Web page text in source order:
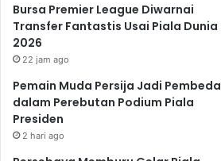
Bursa Premier League Diwarnai
Transfer Fantastis Usai Piala Dunia
2026
22 jam ago
Pemain Muda Persija Jadi Pembeda
dalam Perebutan Podium Piala
Presiden
2 hari ago